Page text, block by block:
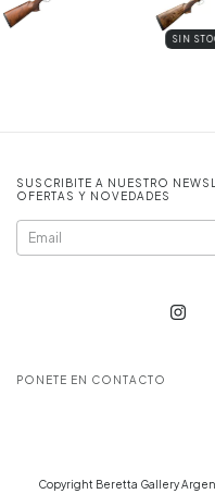
SIN
SUSCRIBITE A NUESTRO
OFERTAS Y NOVEDADES
PONETE EN CONTACTO
Copyright Beretta Gallery